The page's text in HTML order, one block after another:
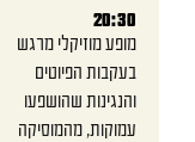
20:30
מופע מוזיקלי מרגש
בעקבות הפיוטים
והנגינות שהושפעו
עמוקות, מהמוסיקה